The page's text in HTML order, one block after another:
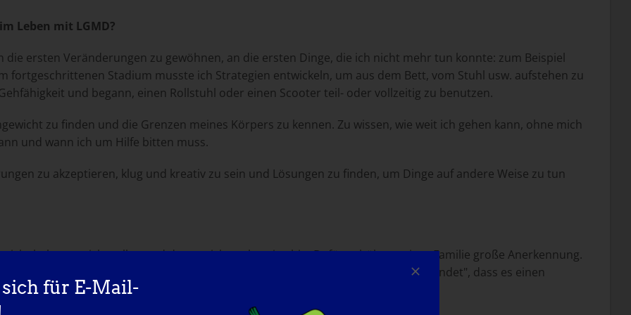
Leben mit LGMD?
ersten Veränderungen zu gewöhnen, an die ersten Dinge, die ich nicht mehr tun konnte: zum Beispiel
fortgeschrittenen Stadium musste ich Strategien entwickeln, um aus dem Bett, vom Stuhl usw. aufstehen zu
und begann, einen Rollstuhl oder einen Scooter teil- oder vollzeitig zu benutzen.
zu finden und die Grenzen meines Körpers zu kennen. Zu wissen, wie weit ich gehen kann, ohne mich
und wann ich um Hilfe bitten muss.
zu akzeptieren, klug und kreativ zu sein und Lösungen zu finden, um Dinge auf andere Weise zu tun
habe, was ich wollte, und das tue ich auch weiterhin. Dafür gebührt meiner Familie große Anerkennung.
Hindernis oder eine Ausrede ist, dass alles möglich ist, wenn man "einen Weg findet", dass es einen
der uns zum Ziel führt.
für E-Mail-